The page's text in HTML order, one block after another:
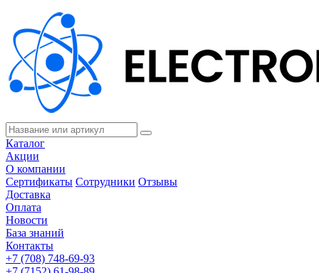
Каталог
Акции
О компании
Сертификаты Сотрудники Отзывы
Доставка
Оплата
Новости
База знаний
Контакты
+7 (708) 748-69-93